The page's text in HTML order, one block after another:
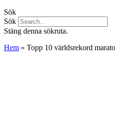
Sök
Sök
Stäng denna sökruta.
Hem » Topp 10 världsrekord